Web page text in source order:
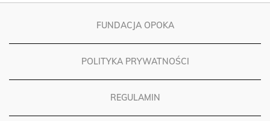
FUNDACJA OPOKA
POLITYKA PRYWATNOŚCI
REGULAMIN